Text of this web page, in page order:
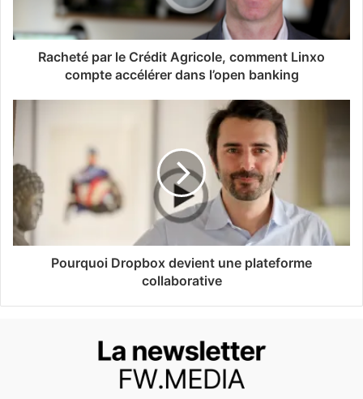
Racheté par le Crédit Agricole, comment Linxo
compte accélérer dans l’open banking
Pourquoi Dropbox devient une plateforme
collaborative